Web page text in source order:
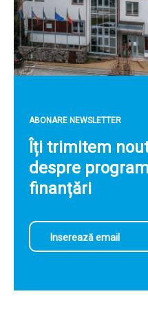
ABONARE NEWSLETTER
Îți trimitem
despre
finanțări